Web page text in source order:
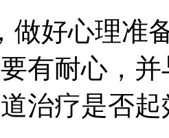
做好心理准
有耐心，
治疗是否起